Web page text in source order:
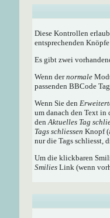
Diese Kontrollen
entsprechenden
Es gibt zwei
Wenn dernormale
passenden BBCode
Wenn Sie den
um danach den Text in
denAktuelles Tag
Tags schliessen Knopf
nur die Tags schliesst,
Um die klickbaren
Smilies Link (wenn